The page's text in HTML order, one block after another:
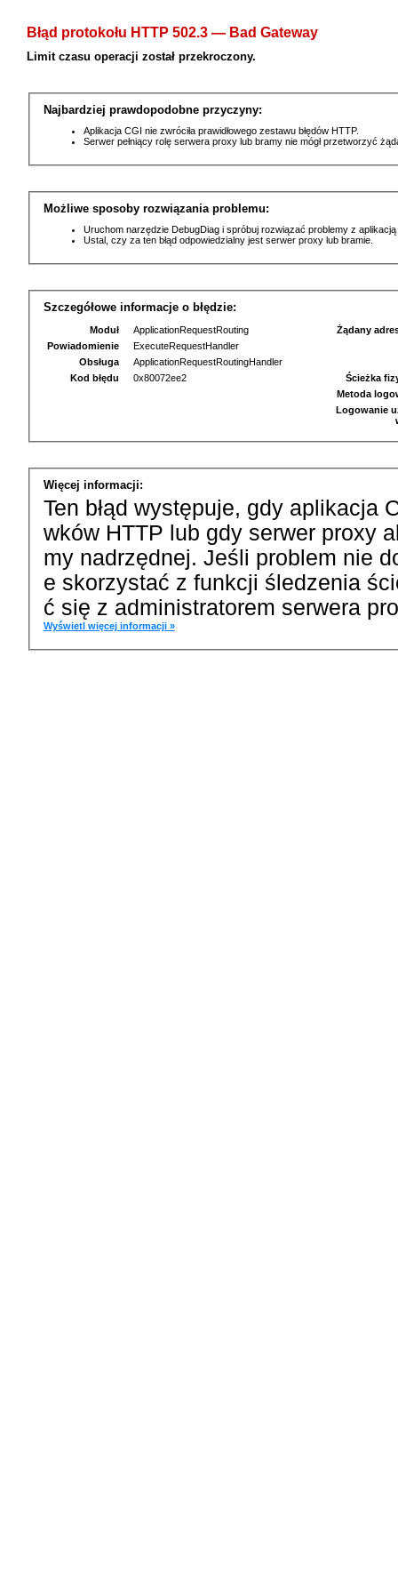
Błąd protokołu HTTP 502.3 — Bad Gateway
Limit czasu operacji został przekroczony.
Najbardziej prawdopodobne przyczyny:
Aplikacja CGI nie zwróciła prawidłowego zestawu błędów HTTP.
Serwer pełniący rolę serwera proxy lub bramy nie mógł przetworzyć
Możliwe sposoby rozwiązania problemu:
Uruchom narzędzie DebugDiag i spróbuj rozwiązać problemy z
Ustal, czy za ten błąd odpowiedzialny jest serwer proxy lub bramie.
Szczegółowe informacje o błędzie:
Moduł
ApplicationRequestRouting
Powiadomienie
ExecuteRequestHandler
Obsługa
ApplicationRequestRoutingHandler
Kod błędu
0x80072ee2
Żądany
Ścieżka
Metoda
Logowanie
Więcej informacji:
Ten błąd występuje, gdy aplikacja
wków HTTP lub gdy serwer proxy
my nadrzędnej. Jeśli problem nie
e skorzystać z funkcji śledzenia
ć się z administratorem serwera
Wyświetl więcej informacji »